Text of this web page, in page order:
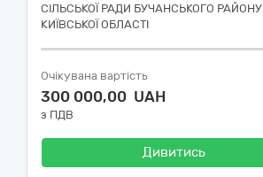
СІЛЬСЬКОЇ РАДИ БУЧАНСЬКОГО РАЙОНУ
КИЇВСЬКОЇ ОБЛАСТІ
Очікувана вартість
300 000,00 UAH
з ПДВ
Дивитись